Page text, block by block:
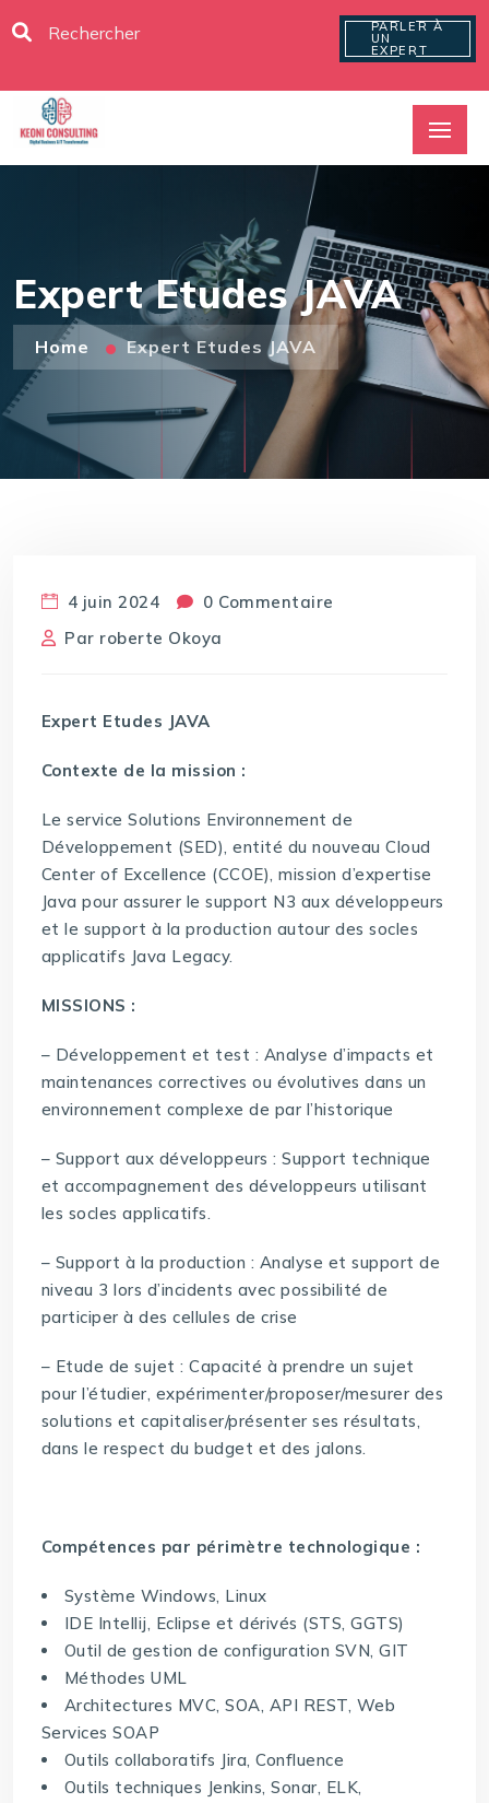
PARLER À
UN
EXPERT
Expert Etudes JAVA
Home Expert Etudes JAVA
4 juin 2024
0 Commentaire
Par roberte Okoya
Expert Etudes JAVA
Contexte de la mission :
Le service Solutions Environnement de
Développement (SED), entité du nouveau Cloud
Center of Excellence (CCOE), mission d’expertise
Java pour assurer le support N3 aux développeurs
et le support à la production autour des socles
applicatifs Java Legacy.
MISSIONS :
– Développement et test : Analyse d’impacts et
maintenances correctives ou évolutives dans un
environnement complexe de par l’historique
– Support aux développeurs : Support technique
et accompagnement des développeurs utilisant
les socles applicatifs.
– Support à la production : Analyse et support de
niveau 3 lors d’incidents avec possibilité de
participer à des cellules de crise
– Etude de sujet : Capacité à prendre un sujet
pour l’étudier, expérimenter/proposer/mesurer des
solutions et capitaliser/présenter ses résultats,
dans le respect du budget et des jalons.
Compétences par périmètre technologique :
Système Windows, Linux
IDE Intellij, Eclipse et dérivés (STS, GGTS)
Outil de gestion de configuration SVN, GIT
Méthodes UML
Architectures MVC, SOA, API REST, Web
Services SOAP
Outils collaboratifs Jira, Confluence
Outils techniques Jenkins, Sonar, ELK,